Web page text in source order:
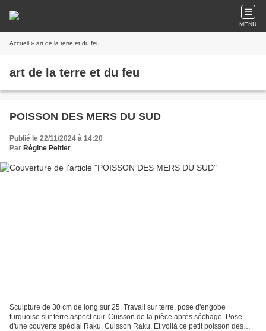
MENU
Accueil » art de la terre et du feu
art de la terre et du feu
POISSON DES MERS DU SUD
Publié le 22/11/2024 à 14:20
Par Régine Peltier
Sculpture de 30 cm de long sur 25. Travail sur terre, pose d'engobe
turquoise sur terre aspect cuir. Cuisson de la pièce après séchage. Pose
d'une couverte spécial Raku. Cuisson Raku. Et voilà ce petit poisson des